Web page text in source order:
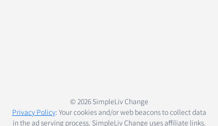
© 2026 SimpleLiv Change
Privacy Policy: Your cookies and/or web beacons to collect data
in the ad serving process. SimpleLiv Change uses affiliate links.